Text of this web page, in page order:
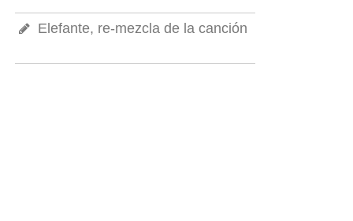
Elefante, re-mezcla de la canción